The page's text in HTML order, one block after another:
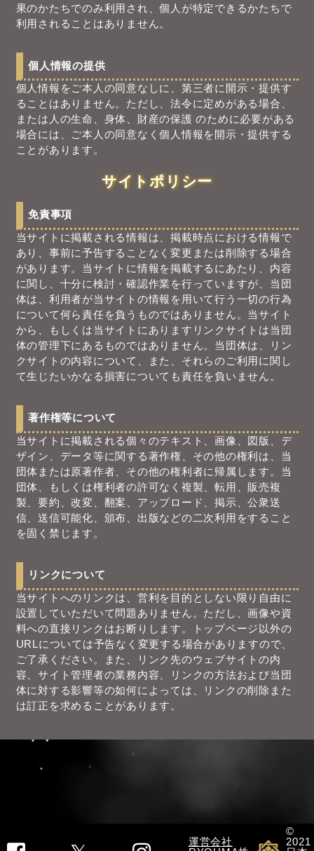
果のかたちでのみ利用され、個人が特定できるかたちで
利用されることはありません。
個人情報の提供
個人情報をご本人の同意なしに、第三者に開示・提供す
ることはありません。ただし、法令に定めがある場合、
または人の生命、身体、財産の保護 のために必要がある
場合には、ご本人の同意なく個人情報を開示・提供する
ことがあります。
サイトポリシー
免責事項
当サイトに掲載される情報は、掲載時点における情報で
あり、事前に予告することなく変更または削除する場合
があります。当サイトに情報を掲載するにあたり、内容
に関し、十分に検討・確認作業を行っていますが、当団
体は、利用者が当サイトの情報を用いて行う一切の行為
について何ら責任を負うものではありません。当サイト
から、もしくは当サイトにありますリンクサイトは当団
体の管理下にあるものではありません。当団体は、リン
クサイトの内容について、また、それらのご利用に関し
て生じたいかなる損害についても責任を負いません。
著作権等について
当サイトに掲載される個々のテキスト、画像、図版、デ
ザイン、データ等に関する著作権、その他の権利は、当
団体または原著作者、その他の権利者に帰属します。当
団体、もしくは権利者の許可なく複製、転用、販売複
製、要約、改変、翻案、アップロード、掲示、公衆送
信、送信可能化、頒布、出版などの二次利用をすること
を固く禁じます。
リンクについて
当サイトへのリンクは、営利を目的としない限り自由に
設置していただいて問題ありません。ただし、画像や資
料への直接リンクはお断りします。トップページ以外の
URLについては予告なく変更する場合がありますので、
ご了承ください。また、リンク先のウェブサイトの内
容、サイト管理者の業務内容、リンクの方法および当団
体に対する影響等の如何によっては、リンクの削除また
は訂正を求めることがあります。
運営会社
©
2021